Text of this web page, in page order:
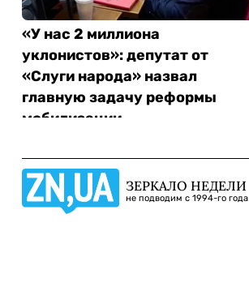
«У нас 2 миллиона
уклонистов»: депутат от
«Слуги народа» назвал
главную задачу реформы
мобилизации
ЗЕРКАЛО НЕДЕЛИ
не подводим с 1994-го года